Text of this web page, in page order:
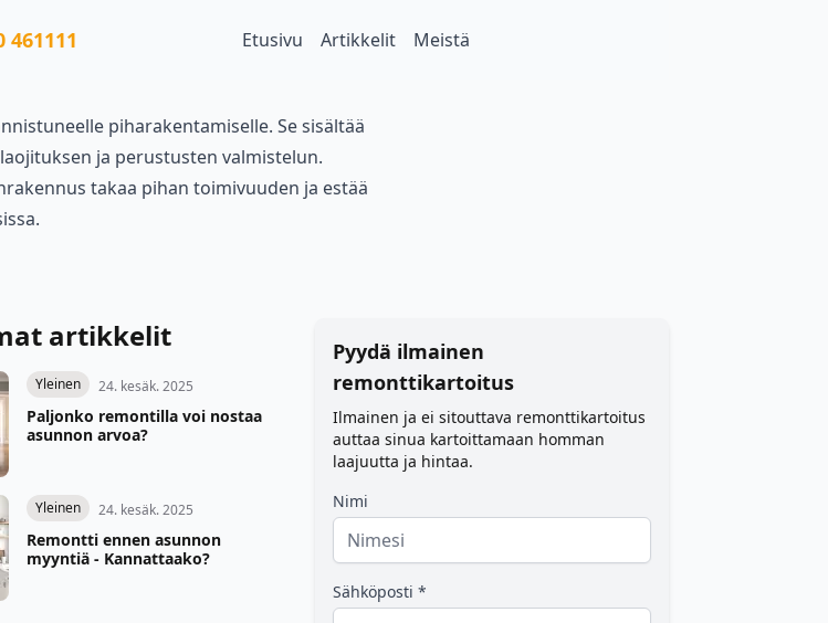
461111 Etusivu Artikkelit Meistä
piharakentamiselle. Se sisältää
ja perustusten valmistelun.
takaa pihan toimivuuden ja estää
artikkelit
Yleinen 24. kesäk. 2025
Paljonko remontilla voi nostaa
asunnon arvoa?
Yleinen 24. kesäk. 2025
Remontti ennen asunnon
myyntiä - Kannattaako?
Pyydä ilmainen
remonttikartoitus
Ilmainen ja ei sitouttava remonttikartoitus
auttaa sinua kartoittamaan homman
laajuutta ja hintaa.
Nimi
Sähköposti *